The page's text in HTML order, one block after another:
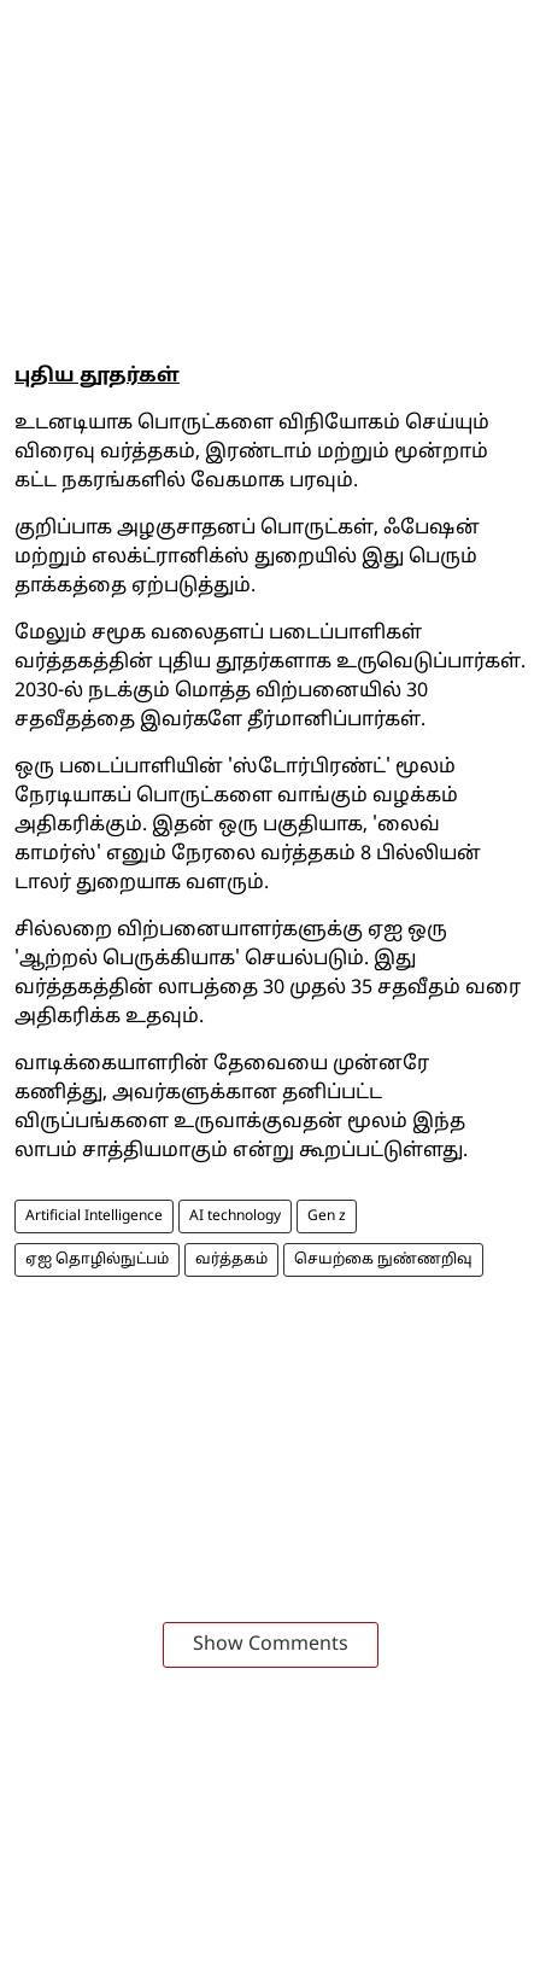
புதிய தூதர்கள்
உடனடியாக பொருட்களை விநியோகம் செய்யும்
விரைவு வர்த்தகம், இரண்டாம் மற்றும் மூன்றாம்
கட்ட நகரங்களில் வேகமாக பரவும்.
குறிப்பாக அழகுசாதனப் பொருட்கள், ஃபேஷன்
மற்றும் எலக்ட்ரானிக்ஸ் துறையில் இது பெரும்
தாக்கத்தை ஏற்படுத்தும்.
மேலும் சமூக வலைதளப் படைப்பாளிகள்
வர்த்தகத்தின் புதிய தூதர்களாக உருவெடுப்பார்கள்.
2030-ல் நடக்கும் மொத்த விற்பனையில் 30
சதவீதத்தை இவர்களே தீர்மானிப்பார்கள்.
ஒரு படைப்பாளியின் 'ஸ்டோர்பிரண்ட்' மூலம்
நேரடியாகப் பொருட்களை வாங்கும் வழக்கம்
அதிகரிக்கும். இதன் ஒரு பகுதியாக, 'லைவ்
காமர்ஸ்' எனும் நேரலை வர்த்தகம் 8 பில்லியன்
டாலர் துறையாக வளரும்.
சில்லறை விற்பனையாளர்களுக்கு ஏஐ ஒரு
'ஆற்றல் பெருக்கியாக' செயல்படும். இது
வர்த்தகத்தின் லாபத்தை 30 முதல் 35 சதவீதம் வரை
அதிகரிக்க உதவும்.
வாடிக்கையாளரின் தேவையை முன்னரே
கணித்து, அவர்களுக்கான தனிப்பட்ட
விருப்பங்களை உருவாக்குவதன் மூலம் இந்த
லாபம் சாத்தியமாகும் என்று கூறப்பட்டுள்ளது.
Artificial Intelligence AI technology Gen z
ஏஐ தொழில்நுட்பம் வர்த்தகம் செயற்கை நுண்ணறிவு
Show Comments